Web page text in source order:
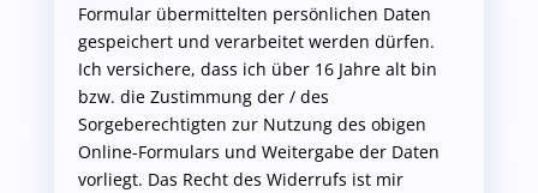
Formular übermittelten persönlichen Daten
gespeichert und verarbeitet werden dürfen.
Ich versichere, dass ich über 16 Jahre alt bin
bzw. die Zustimmung der / des
Sorgeberechtigten zur Nutzung des obigen
Online-Formulars und Weitergabe der Daten
vorliegt. Das Recht des Widerrufs ist mir